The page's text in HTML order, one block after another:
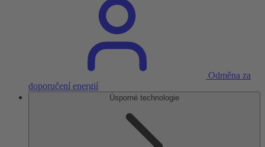
Odměna za
doporučení energií
Úsporné technologie